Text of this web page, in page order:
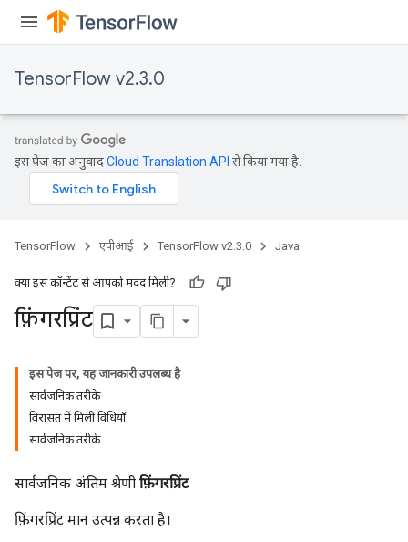
TensorFlow v2.3.0
इस पेज का अनुवादCloud Translation API से किया गया है.
TensorFlow एपीआई TensorFlow v2.3.0 Java
क्या इस कॉन्टेंट से आपको मदद मिली?
फ़िंगरप्रिंट
इस पेज पर, यह जानकारी उपलब्ध है
सार्वजनिक तरीके
विरासत में मिली विधियाँ
सार्वजनिक तरीके
सार्वजनिक अंतिम श्रेणी फ़िंगरप्रिंट
फ़िंगरप्रिंट मान उत्पन्न करता है।